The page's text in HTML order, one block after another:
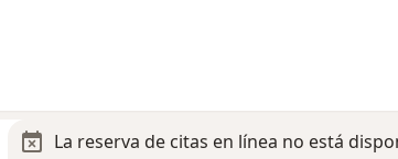
La reserva de citas en línea no está